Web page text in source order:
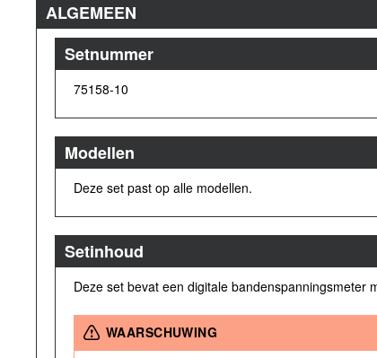
ALGEMEEN
Setnummer
75158-10
Modellen
Deze set past op alle modellen.
Setinhoud
Deze set bevat een digitale bandenspanningsmeter
WAARSCHUWING